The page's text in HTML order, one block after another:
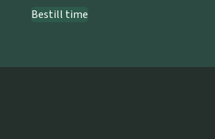
Bestill time